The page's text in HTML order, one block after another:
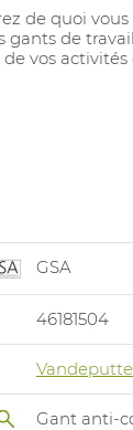
de quoi
gants de
vos activités
GSA
46181504
Vandeputte
Gant anti-